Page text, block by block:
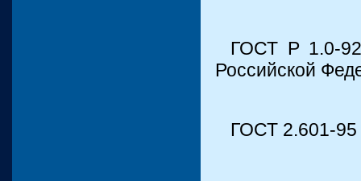
ГОСТ Р 1.0-92
Российской
ГОСТ 2.601-